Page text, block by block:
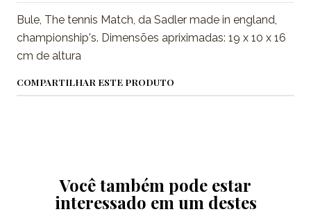
Bule, The tennis Match, da Sadler made in england,
championship's. Dimensões apriximadas: 19 x 10 x 16
cm de altura
COMPARTILHAR ESTE PRODUTO
Você também pode estar
interessado em um destes